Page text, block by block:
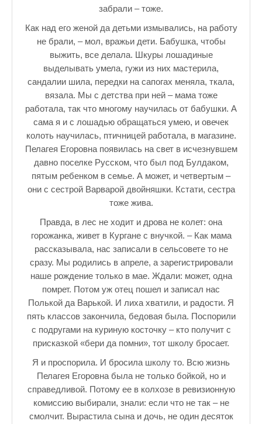
забрали – тоже.
Как над его женой да детьми измывались, на работу
не брали, – мол, вражьи дети. Бабушка, чтобы
выжить, все делала. Шкуры лошадиные
выделывать умела, гужи из них мастерила,
сандалии шила, передки на сапогах меняла, ткала,
вязала. Мы с детства при ней – мама тоже
работала, так что многому научилась от бабушки. А
сама я и с лошадью обращаться умею, и овечек
колоть научилась, птичницей работала, в магазине.
Пелагея Егоровна появилась на свет в исчезнувшем
давно поселке Русском, что был под Булдаком,
пятым ребенком в семье. А может, и четвертым –
они с сестрой Варварой двойняшки. Кстати, сестра
тоже жива.
Правда, в лес не ходит и дрова не колет: она
горожанка, живет в Кургане с внучкой. – Как мама
рассказывала, нас записали в сельсовете то не
сразу. Мы родились в апреле, а зарегистрировали
наше рождение только в мае. Ждали: может, одна
помрет. Потом уж отец пошел и записал нас
Полькой да Варькой. И лиха хватили, и радости. Я
пять классов закончила, бедовая была. Поспорили
с подругами на куриную косточку – кто получит с
присказкой «бери да помни», тот школу бросает.
Я и проспорила. И бросила школу то. Всю жизнь
Пелагея Егоровна была не только бойкой, но и
справедливой. Потому ее в колхозе в ревизионную
комиссию выбирали, знали: если что не так – не
смолчит. Вырастила сына и дочь, не один десяток